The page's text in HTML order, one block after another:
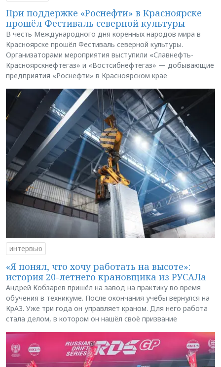
При поддержке «Роснефти» в Красноярске
прошёл Фестиваль северной культуры
В честь Международного дня коренных народов мира в
Красноярске прошёл Фестиваль северной культуры.
Организаторами мероприятия выступили «Славнефть-
Красноярскнефтегаз» и «Востсибнефтегаз» — добывающие
предприятия «Роснефти» в Красноярском крае
интервью
«Я понял, что хочу работать на высоте»:
история 20-летнего крановщика из РУСАЛа
Андрей Кобзарев пришёл на завод на практику во время
обучения в техникуме. После окончания учёбы вернулся на
КрАЗ. Уже три года он управляет краном. Для него работа
стала делом, в котором он нашёл своё призвание